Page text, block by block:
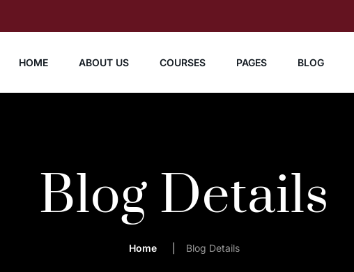
HOME ABOUT US COURSES PAGES BLOG
Blog Details
Home Blog Details